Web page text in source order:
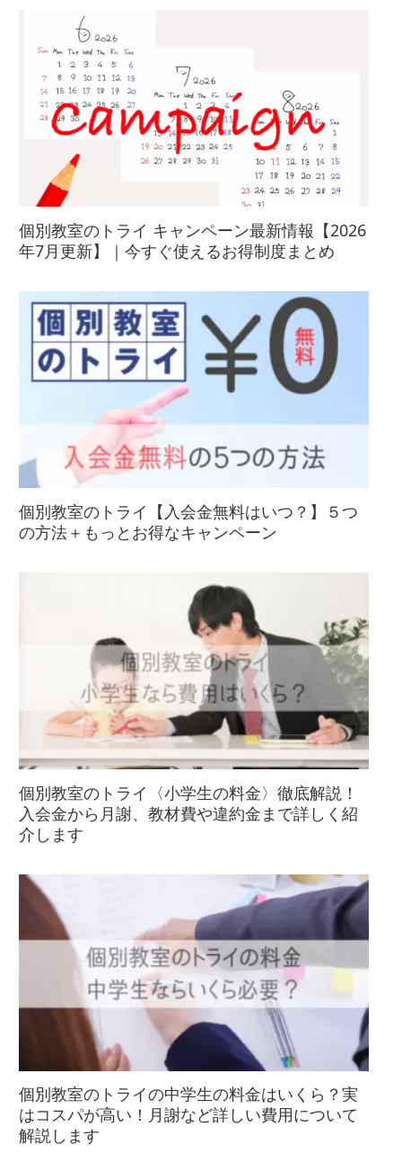
個別教室のトライ キャンペーン最新情報【2026
年7月更新】｜今すぐ使えるお得制度まとめ
個別教室のトライ【入会金無料はいつ？】５つ
の方法＋もっとお得なキャンペーン
個別教室のトライ〈小学生の料金〉徹底解説！
入会金から月謝、教材費や違約金まで詳しく紹
介します
個別教室のトライの中学生の料金はいくら？実
はコスパが高い！月謝など詳しい費用について
解説します